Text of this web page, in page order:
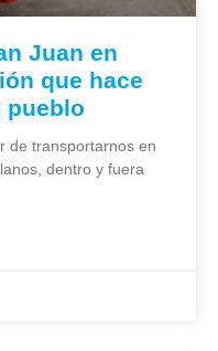
Juan en
que hace
pueblo
de transportarnos en
dentro y fuera